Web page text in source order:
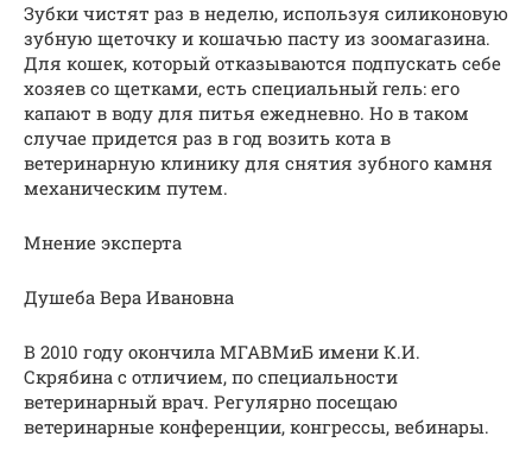
Зубки чистят раз в неделю, используя силиконовую
зубную щеточку и кошачью пасту из зоомагазина.
Для кошек, который отказываются подпускать себе
хозяев со щетками, есть специальный гель: его
капают в воду для питья ежедневно. Но в таком
случае придется раз в год возить кота в
ветеринарную клинику для снятия зубного камня
механическим путем.
Мнение эксперта
Душеба Вера Ивановна
В 2010 году окончила МГАВМиБ имени К.И.
Скрябина с отличием, по специальности
ветеринарный врач. Регулярно посещаю
ветеринарные конференции, конгрессы, вебинары.